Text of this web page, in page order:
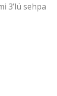
3’lü sehpa